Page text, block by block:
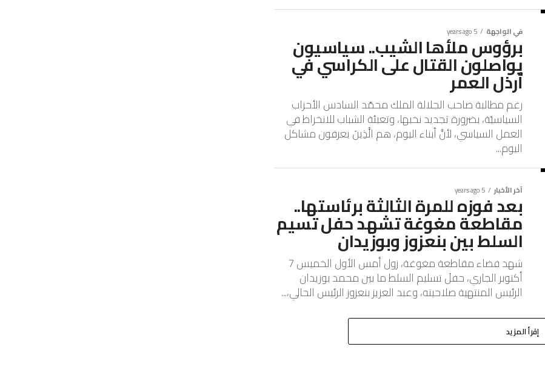
في الواجهة 5 years ago
برؤوس ملأها الشيب.. سياسيون
يواصلون القتال على الكراسي في
أرذل العمر
رغم مطالبة صاحب الجلالة الملك محمّد السادس الأحزاب
السياسيّة، بضرورة تجديد نخبها، وتعبئة الشباب للانخراط في
العمل السياسي، لأنَّ أبناء اليوم، هم الَّذِينَ يعرفون مشاكل
اليوم...
آخر الأخبار 5 years ago
بعد فوزه للمرة الثالثة برئاستها..
مقاطعة مغوغة تشهد حفل تسيم
السلط بين بنعزوز وبوزيدان
شهد فضاء مقاطعة مغوغة، زول أمس الأول الخميس 7
أكتوبر الجاري، حفلَ تسليم السلط ما بين محمد بوزيدان
الرئيس المنتهية صلاحيته، وعبد العزيز بنعزوز الرئيس الحالي،...
إقرأ المزيد